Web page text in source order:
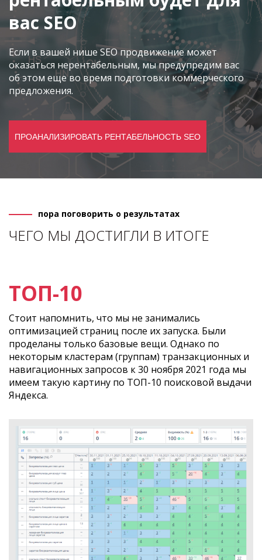
вас SEO
Если в вашей нише SEO продвижение может
оказаться нерентабельным, мы предупредим вас
об этом еще во время подготовки коммерческого
предложения.
ПРОАНАЛИЗИРОВАТЬ РЕНТАБЕЛЬНОСТЬ SEO
пора поговорить о результатах
ЧЕГО МЫ ДОСТИГЛИ В ИТОГЕ
ТОП-10
Стоит напомнить, что мы не занимались
оптимизацией страниц после их запуска. Были
проделаны только базовые вещи. Однако по
некоторым кластерам (группам) транзакционных и
навигационных запросов к 30 ноября 2021 года мы
имеем такую картину по ТОП-10 поисковой выдачи
Яндекса.